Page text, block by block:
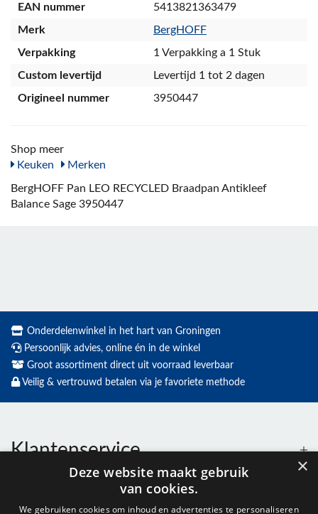
EAN nummer
5413821363479
Merk
BergHOFF
Verpakking
1 Verpakking a 1 Stuk
Custom levertijd
Levertijd 1 tot 2 dagen
Origineel nummer
3950447
Shop meer
Keuken
Merken
BergHOFF Pan LEO RECYCLED Braadpan Antikleef
Balance Sage 3950447
Onderdelenwinkel in het hart van Groningen
Persoonlijk advies, online én in de winkel
Groot assortiment direct uit voorraad leverbaar
Veilig & vertrouwd betalen via je favoriete methode
Klantenservice
×
Deze website maakt gebruik
van cookies.
We gebruiken cookies om inhoud en advertenties te personaliseren